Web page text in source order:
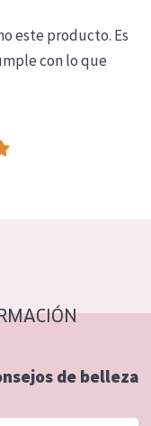
este producto. Es
con lo que
de belleza